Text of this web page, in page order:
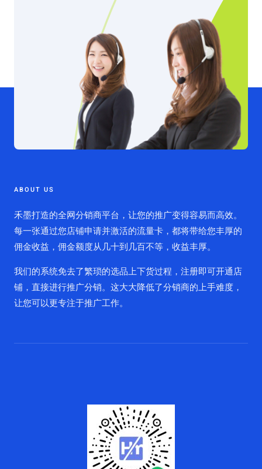
ABOUT US
禾墨打造的全网分销商平台，让您的推广变得容易而高效。
每一张通过您店铺申请并激活的流量卡，都将带给您丰厚的
佣金收益，佣金额度从几十到几百不等，收益丰厚。
我们的系统免去了繁琐的选品上下货过程，注册即可开通店
铺，直接进行推广分销。这大大降低了分销商的上手难度，
让您可以更专注于推广工作。